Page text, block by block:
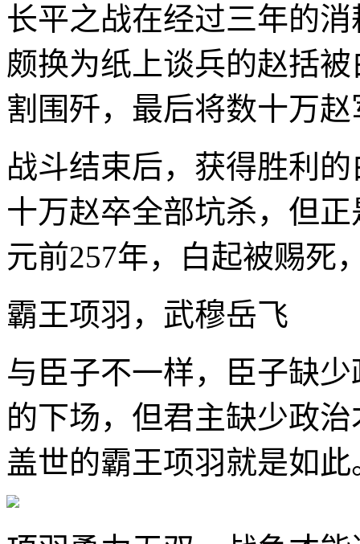
长平之战在经过三年的
颇换为纸上谈兵的赵括
割围歼，最后将数十万
战斗结束后，获得胜利
十万赵卒全部坑杀，但
元前257年，白起被赐死
霸王项羽，武穆岳飞
与臣子不一样，臣子缺
的下场，但君主缺少政
盖世的霸王项羽就是如此